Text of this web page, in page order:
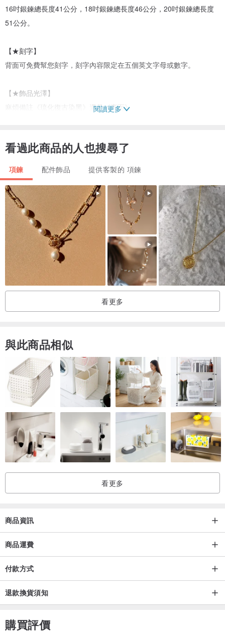
16吋銀鍊總長度41公分，18吋銀鍊總長度46公分，20吋銀鍊總長度
51公分。
【★刻字】
背面可免費幫您刻字，刻字內容限定在五個英文字母或數字。
【★飾品光澤】
麻煩備註《琉化復古染黑》還是《亮面》
-------------------
【★ 商品包裝】
時尚質感絨布小紙盒、精美黑色小提紙袋、夾鍊收納袋、高級奈米拭
銀布、名片保證卡(含材質保養說明)。
【★ 保固】
項鍊類保固僅限於墜飾，項鍊如有任何問題可於七天內寄回，我們會
立即更換新產品給你，也可免費清洗保養，但須酌收郵資，一個月後
恕不提供保固。
3.勿浸泡溫泉，海水以及化學藥劑，以免硫化變黑。
4.平時清理可用牙刷沾牙膏輕輕刷洗，再以清水洗淨吹風機吹乾即
閱讀更多
看過此商品的人也搜尋了
項鍊 配件飾品 提供客製的 項鍊
看更多
與此商品相似
看更多
商品資訊
商品運費
付款方式
退款換貨須知
購買評價